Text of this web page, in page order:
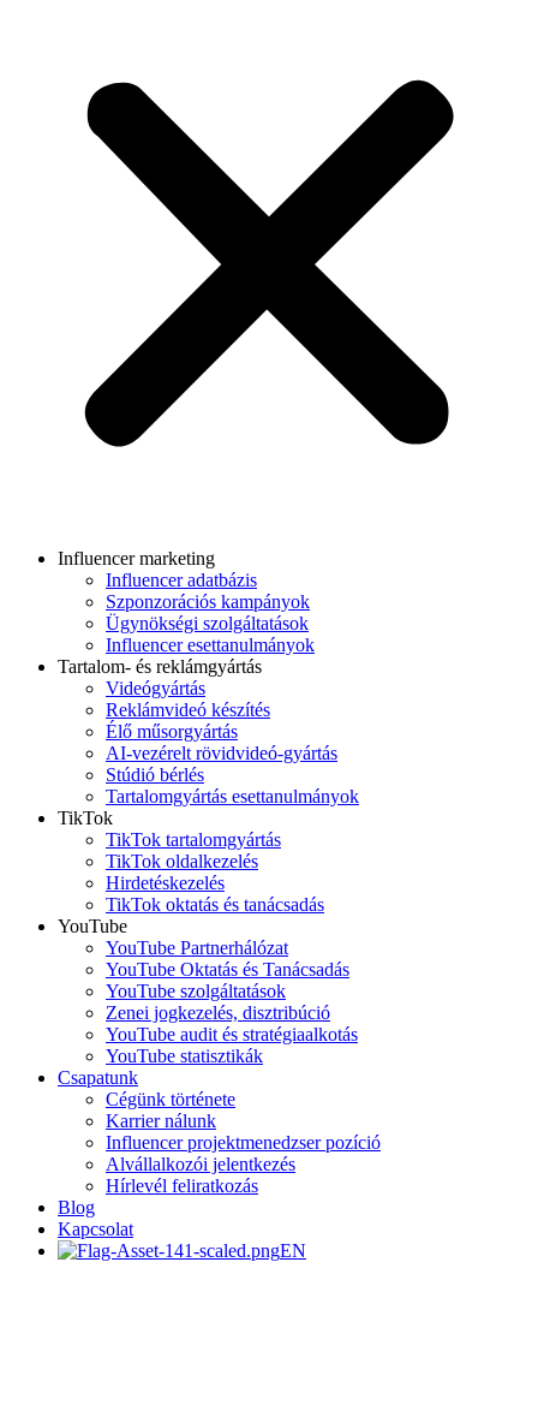
Influencer marketing
Influencer adatbázis
Szponzorációs kampányok
Ügynökségi szolgáltatások
Influencer esettanulmányok
Tartalom- és reklámgyártás
Videógyártás
Reklámvideó készítés
Élő műsorgyártás
AI-vezérelt rövidvideó-gyártás
Stúdió bérlés
Tartalomgyártás esettanulmányok
TikTok
TikTok tartalomgyártás
TikTok oldalkezelés
Hirdetéskezelés
TikTok oktatás és tanácsadás
YouTube
YouTube Partnerhálózat
YouTube Oktatás és Tanácsadás
YouTube szolgáltatások
Zenei jogkezelés, disztribúció
YouTube audit és stratégiaalkotás
YouTube statisztikák
Csapatunk
Cégünk története
Karrier nálunk
Influencer projektmenedzser pozíció
Alvállalkozói jelentkezés
Hírlevél feliratkozás
Blog
Kapcsolat
EN